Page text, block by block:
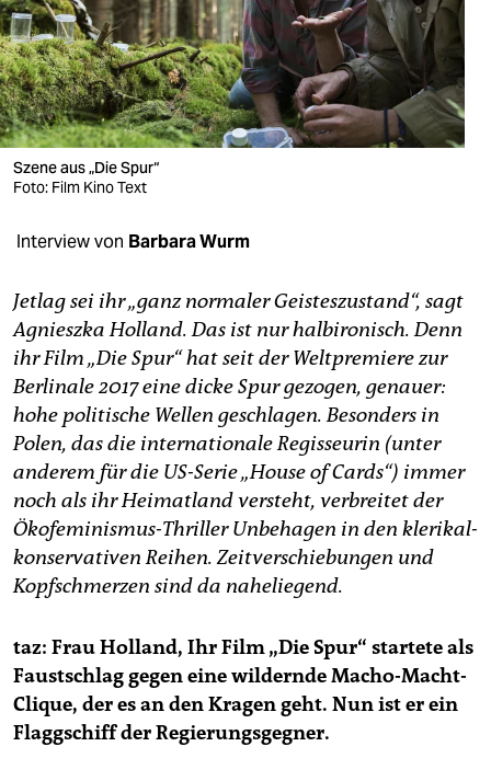
nord
wahrheit
verlag
verlag
shop
fragen & hilfe
unterstützen
abo
genossenschaft
epaper login
Szene aus „Die Spur“
Foto: Film Kino Text
Interview von Barbara Wurm
Jetlag sei ihr „ganz normaler Geisteszustand“, sagt
Agnieszka Holland. Das ist nur ­halb­ironisch. Denn
ihr Film „Die Spur“ hat seit der Weltpremiere zur
Berlinale 2017 eine dicke Spur gezogen, genauer:
hohe politische Wellen geschlagen. Besonders in
Polen, das die internationale Regisseurin (unter
anderem für die US-Serie „House of Cards“) immer
noch als ihr Heimatland versteht, verbreitet der
Ökofeminismus-Thriller Unbeha­gen in den klerikal-
konservativen ­Reihen. Zeitverschiebungen und
Kopfschmerzen sind da naheliegend.
taz: Frau Holland, Ihr Film „Die Spur“ startete als
Faustschlag gegen eine wildernde Macho-Macht-
Clique, der es an den Kragen geht. Nun ist er ein
Flaggschiff der Regierungsgegner.